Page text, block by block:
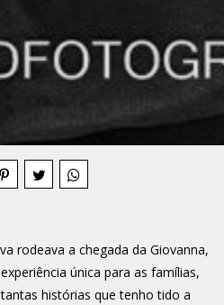
rodeava a chegada da Giovanna,
única para as famílias,
histórias que tenho tido a